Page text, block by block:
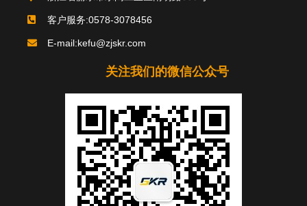
客户服务:0578-3078456
E-mail:kefu@zjskr.com
关注我们的微信公众号